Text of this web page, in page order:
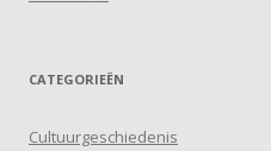
CATEGORIEËN
Cultuurgeschiedenis